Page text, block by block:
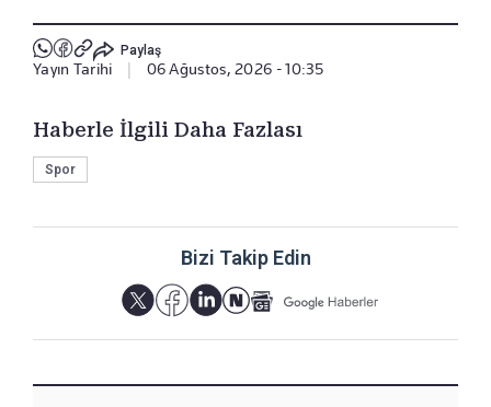
Paylaş
Yayın Tarihi 06 Ağustos, 2026 - 10:35
Haberle İlgili Daha Fazlası
Spor
Bizi Takip Edin